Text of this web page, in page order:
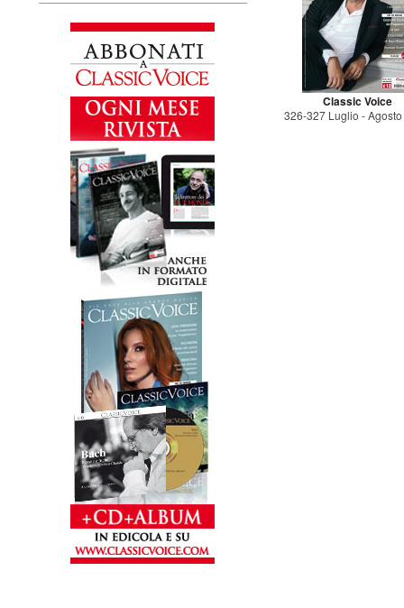
Classic Voice
326-327 Luglio -